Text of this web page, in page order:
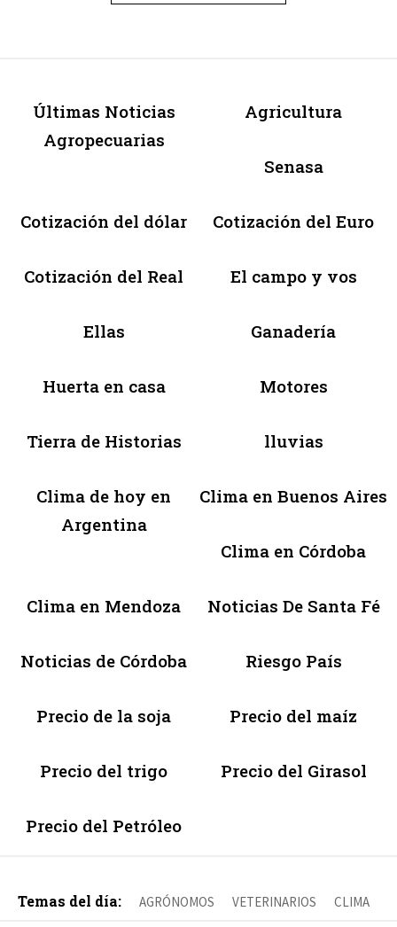
Últimas Noticias
Agropecuarias
Agricultura
Senasa
Cotización del dólar Cotización del Euro
Cotización del Real El campo y vos
Ellas Ganadería
Huerta en casa Motores
Tierra de Historias lluvias
Clima de hoy en
Argentina
Clima en Buenos Aires
Clima en Córdoba
Clima en Mendoza Noticias De Santa Fé
Noticias de Córdoba Riesgo País
Precio de la soja Precio del maíz
Precio del trigo Precio del Girasol
Precio del Petróleo
Temas del día: AGRÓNOMOS VETERINARIOS CLIMA